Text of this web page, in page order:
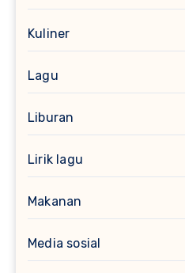
Kuliner
Lagu
Liburan
Lirik lagu
Makanan
Media sosial